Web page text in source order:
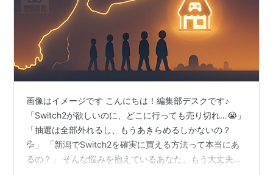
画像はイメージです こんにちは！編集部デスクです♪
「Switch2が欲しいのに、どこに行っても売り切れ…😭」
「抽選は全部外れるし、もうあきらめるしかないの？
💦」 「新潟でSwitch2を確実に買える方法って本当にあ
るの？」 そんな悩みを抱えているあなた、もう大丈夫で